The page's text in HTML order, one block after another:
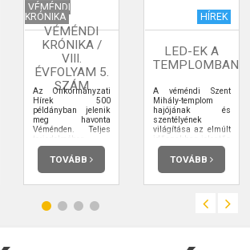
VÉMÉNDI
KRÓNIKA
VÉMÉNDI
KRÓNIKA /
VIII.
ÉVFOLYAM 5.
SZÁM
Az Önkormányzati
Hírek 500
példányban jelenik
meg havonta
Véménden. Teljes
terjedelmében
elolvashatja.
TOVÁBB
HÍREK
LED-EK A
TEMPLOMBAN
A véméndi Szent
Mihály-templom
hajójának és
szentélyének
világítása az elmúlt
időszakban jelentős
megújuláson ment
keresztül.
TOVÁBB